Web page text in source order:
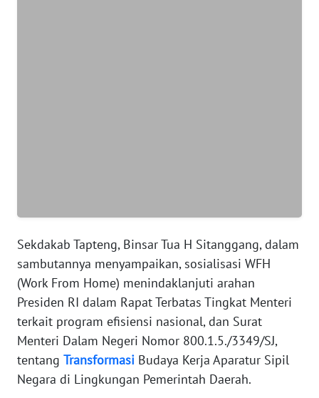
Sekdakab Tapteng, Binsar Tua H Sitanggang, dalam
sambutannya menyampaikan, sosialisasi WFH
(Work From Home) menindaklanjuti arahan
Presiden RI dalam Rapat Terbatas Tingkat Menteri
terkait program efisiensi nasional, dan Surat
Menteri Dalam Negeri Nomor 800.1.5./3349/SJ,
tentang Transformasi Budaya Kerja Aparatur Sipil
Negara di Lingkungan Pemerintah Daerah.
WN
WN
PAPUA
WN
PAPUA
WN